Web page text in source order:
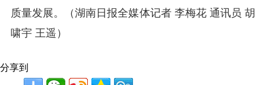
质量发展。（湖南日报全媒体记者 李梅花 通讯员 胡
啸宇 王遥）
分享到